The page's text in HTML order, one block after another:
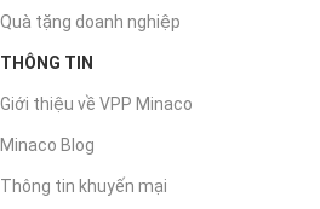
Quà tặng doanh nghiệp
THÔNG TIN
Giới thiệu về VPP Minaco
Minaco Blog
Thông tin khuyến mại